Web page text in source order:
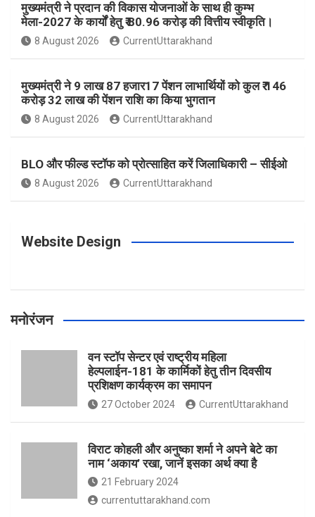
e
b
o
k
t
a
g
a
t
e
r
s
t
t
e
T
u
मुख्यमंत्री ने प्रदान की विकास योजनाओं के साथ ही कुम्भ
मेला-2027 के कार्यों हेतु ₹ 80.96 करोड़ की वित्तीय स्वीकृति।
8 August 2026 CurrentUttarakhand
मुख्यमंत्री ने 9 लाख 87 हजार17 पेंशन लाभार्थियों को कुल ₹ 146
करोड़ 32 लाख की पेंशन राशि का किया भुगतान
8 August 2026 CurrentUttarakhand
BLO और फील्ड स्टॉफ को प्रोत्साहित करें जिलाधिकारी – सीईओ
8 August 2026 CurrentUttarakhand
Website Design
मनोरंजन
वन स्टॉप सेन्टर एवं राष्ट्रीय महिला
हेल्पलाईन-181 के कार्मिकों हेतु तीन दिवसीय
प्रशिक्षण कार्यक्रम का समापन
27 October 2024 CurrentUttarakhand
विराट कोहली और अनुष्का शर्मा ने अपने बेटे का
नाम ‘अकाय’ रखा, जानें इसका अर्थ क्‍या है
21 February 2024
currentuttarakhand.com